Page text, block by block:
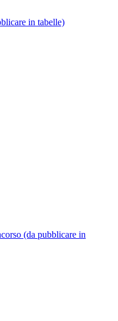
in tabelle)
(da pubblicare in